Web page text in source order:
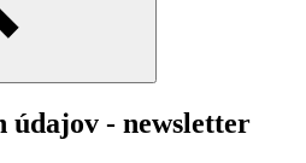
údajov - newsletter